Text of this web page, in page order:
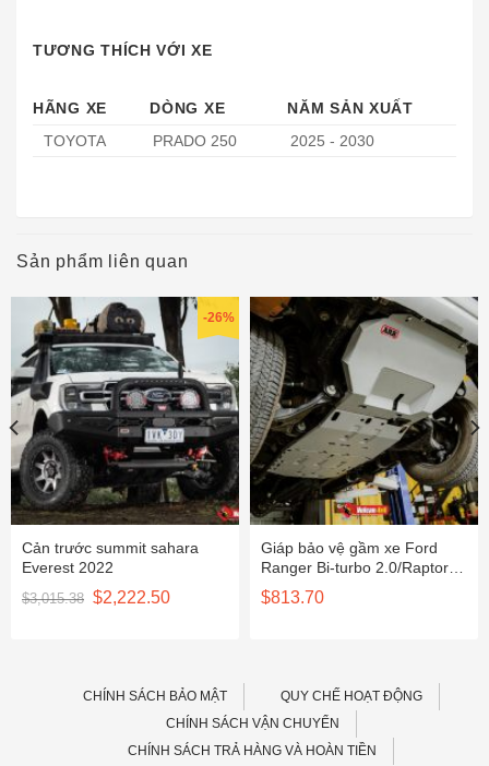
TƯƠNG THÍCH VỚI XE
HÃNG XE DÒNG XE
NĂM SẢN XUẤT
TOYOTA
PRADO 250 2025 - 2030
Sản phẩm liên quan
-26%
Cản trước summit sahara
Everest 2022
$3,015.38 Giá
gốc
$2,222.50Giá
Giáp bảo vệ gầm xe Ford
Ranger Bi-turbo 2.0/Raptor/
Everest sau 2018 ARB
5440220
$813.70
CHÍNH SÁCH BẢO MẬT
QUY CHẾ HOẠT ĐỘNG
CHÍNH SÁCH VẬN CHUYỂN
CHÍNH SÁCH TRẢ HÀNG VÀ HOÀN TIỀN